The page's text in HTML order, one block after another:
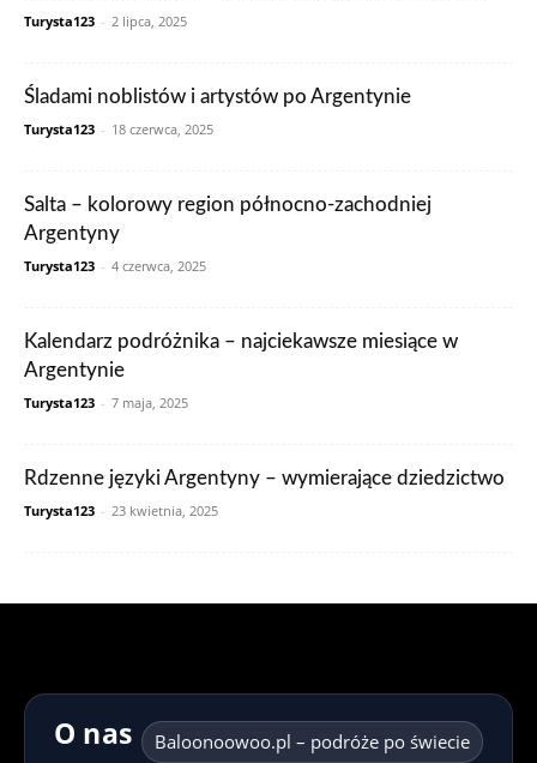
Turysta123 - 2 lipca, 2025
Śladami noblistów i artystów po Argentynie
Turysta123 - 18 czerwca, 2025
Salta – kolorowy region północno-zachodniej
Argentyny
Turysta123 - 4 czerwca, 2025
Kalendarz podróżnika – najciekawsze miesiące w
Argentynie
Turysta123 - 7 maja, 2025
Rdzenne języki Argentyny – wymierające dziedzictwo
Turysta123 - 23 kwietnia, 2025
O nas Baloonoowoo.pl – podróże po świecie